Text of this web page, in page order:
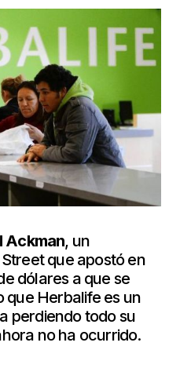
Ackman, un
que apostó en
dólares a que se
Herbalife es un
perdiendo todo su
no ha ocurrido.